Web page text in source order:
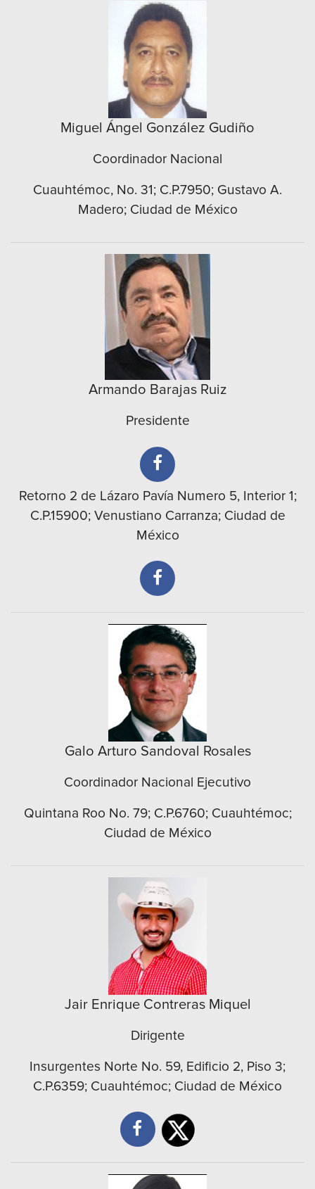
Miguel Ángel González Gudiño
Coordinador Nacional
Cuauhtémoc, No. 31; C.P.7950; Gustavo A.
Madero; Ciudad de México
Armando Barajas Ruiz
Presidente
Retorno 2 de Lázaro Pavía Numero 5, Interior 1;
C.P.15900; Venustiano Carranza; Ciudad de
México
Galo Arturo Sandoval Rosales
Coordinador Nacional Ejecutivo
Quintana Roo No. 79; C.P.6760; Cuauhtémoc;
Ciudad de México
Jair Enrique Contreras Miquel
Dirigente
Insurgentes Norte No. 59, Edificio 2, Piso 3;
C.P.6359; Cuauhtémoc; Ciudad de México